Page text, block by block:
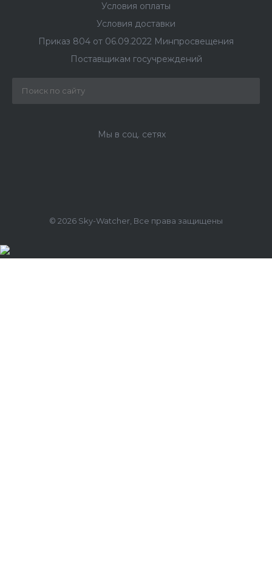
Условия оплаты
Условия доставки
Приказ 804 от 06.09.2022 Минпросвещения
Поставщикам госучреждений
Мы в соц. сетях
© 2026 Sky-Watcher, Все права защищены